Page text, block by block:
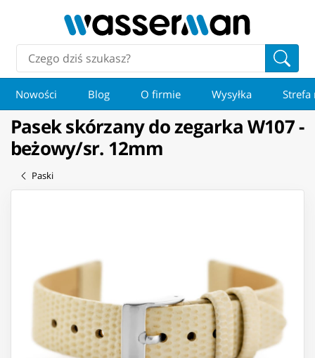
Nowości Blog O firmie Wysyłka Strefa
Pasek skórzany do zegarka W107 -
beżowy/sr. 12mm
Paski